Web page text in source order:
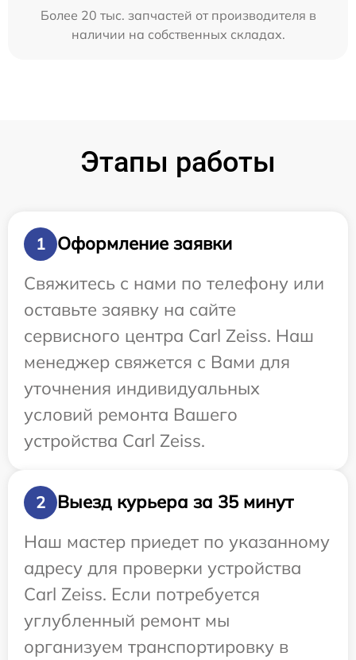
Более 20 тыс. запчастей от производителя в
наличии на собственных складах.
Этапы работы
1
Оформление заявки
Свяжитесь с нами по телефону или
оставьте заявку на сайте
сервисного центра Carl Zeiss. Наш
менеджер свяжется с Вами для
уточнения индивидуальных
условий ремонта Вашего
устройства Carl Zeiss.
2
Выезд курьера за 35 минут
Наш мастер приедет по указанному
адресу для проверки устройства
Carl Zeiss. Если потребуется
углубленный ремонт мы
организуем транспортировку в